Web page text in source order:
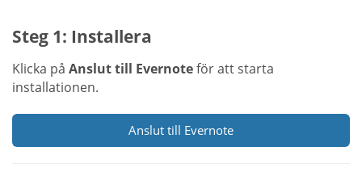
Steg 1: Installera
Klicka på Anslut till Evernoteför att starta
installationen.
Anslut till Evernote